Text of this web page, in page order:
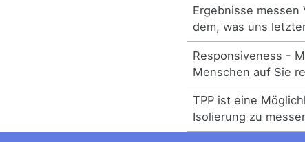
Ergebnisse messen
dem, was uns
Responsiveness -
Menschen auf Sie
TPP ist eine
Isolierung zu